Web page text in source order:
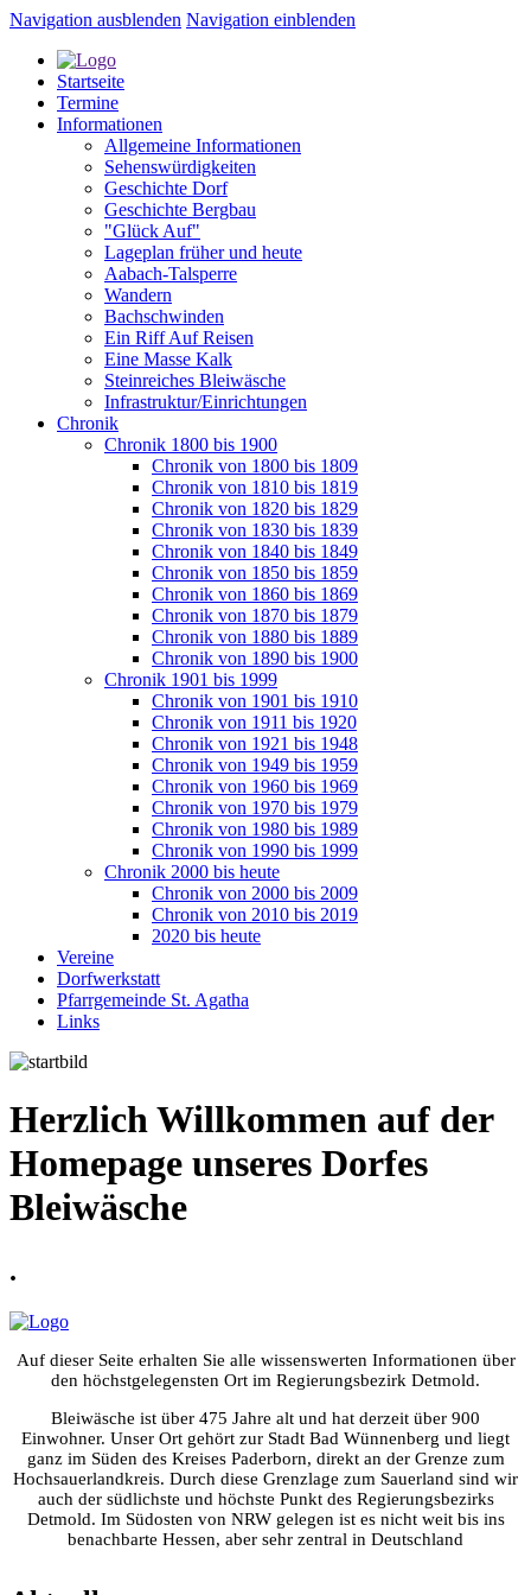
Navigation ausblenden Navigation einblenden
Startseite
Termine
Informationen
Allgemeine Informationen
Sehenswürdigkeiten
Geschichte Dorf
Geschichte Bergbau
"Glück Auf"
Lageplan früher und heute
Aabach-Talsperre
Wandern
Bachschwinden
Ein Riff Auf Reisen
Eine Masse Kalk
Steinreiches Bleiwäsche
Infrastruktur/Einrichtungen
Chronik
Chronik 1800 bis 1900
Chronik von 1800 bis 1809
Chronik von 1810 bis 1819
Chronik von 1820 bis 1829
Chronik von 1830 bis 1839
Chronik von 1840 bis 1849
Chronik von 1850 bis 1859
Chronik von 1860 bis 1869
Chronik von 1870 bis 1879
Chronik von 1880 bis 1889
Chronik von 1890 bis 1900
Chronik 1901 bis 1999
Chronik von 1901 bis 1910
Chronik von 1911 bis 1920
Chronik von 1921 bis 1948
Chronik von 1949 bis 1959
Chronik von 1960 bis 1969
Chronik von 1970 bis 1979
Chronik von 1980 bis 1989
Chronik von 1990 bis 1999
Chronik 2000 bis heute
Chronik von 2000 bis 2009
Chronik von 2010 bis 2019
2020 bis heute
Vereine
Dorfwerkstatt
Pfarrgemeinde St. Agatha
Links
Herzlich Willkommen auf der
Homepage unseres Dorfes
Bleiwäsche
.
Auf dieser Seite erhalten Sie alle wissenswerten Informationen über
den höchstgelegensten Ort im Regierungsbezirk Detmold.
Bleiwäsche ist über 475 Jahre alt und hat derzeit über 900
Einwohner. Unser Ort gehört zur Stadt Bad Wünnenberg und liegt
ganz im Süden des Kreises Paderborn, direkt an der Grenze zum
Hochsauerlandkreis. Durch diese Grenzlage zum Sauerland sind wir
auch der südlichste und höchste Punkt des Regierungsbezirks
Detmold. Im Südosten von NRW gelegen ist es nicht weit bis ins
benachbarte Hessen, aber sehr zentral in Deutschland